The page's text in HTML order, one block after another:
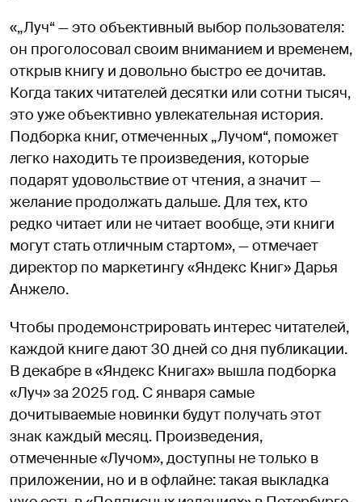
«„Луч“ — это объективный выбор пользователя:
он проголосовал своим вниманием и временем,
открыв книгу и довольно быстро ее дочитав.
Когда таких читателей десятки или сотни тысяч,
это уже объективно увлекательная история.
Подборка книг, отмеченных „Лучом“, поможет
легко находить те произведения, которые
подарят удовольствие от чтения, а значит —
желание продолжать дальше. Для тех, кто
редко читает или не читает вообще, эти книги
могут стать отличным стартом», — отмечает
директор по маркетингу «Яндекс Книг» Дарья
Анжело.
Чтобы продемонстрировать интерес читателей,
каждой книге дают 30 дней со дня публикации.
В декабре в «Яндекс Книгах» вышла подборка
«Луч» за 2025 год. С января самые
дочитываемые новинки будут получать этот
знак каждый месяц. Произведения,
отмеченные «Лучом», доступны не только в
приложении, но и в офлайне: такая выкладка